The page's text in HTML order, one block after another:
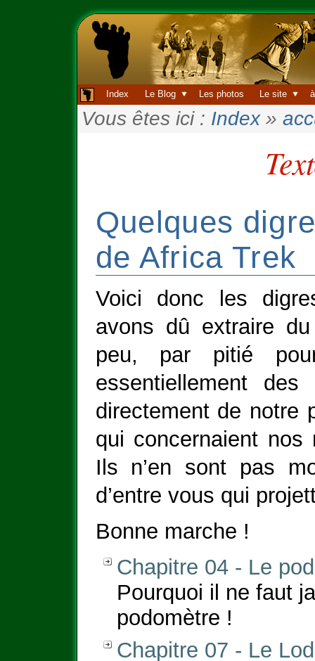
Index Le Blog Les photos Le site
Vous êtes ici : Index»
Quelques
de Africa Trek
Voici donc les
avons dû extraire
peu, par pitié
essentiellement
directement de notre
qui concernaient nos
Ils n’en sont pas
d’entre vous qui
Bonne marche !
Chapitre 04 - Le
Pourquoi il ne faut
podomètre !
Chapitre 07 - Le